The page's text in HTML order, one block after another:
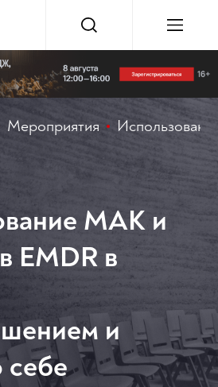
Мероприятия
МАК и
EMDR в
и
себе